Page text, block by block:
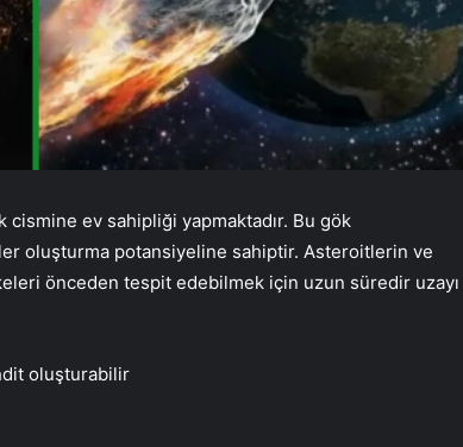
cismine ev sahipliği yapmaktadır. Bu gök
oluşturma potansiyeline sahiptir. Asteroitlerin ve
önceden tespit edebilmek için uzun süredir uzayı
oluşturabilir